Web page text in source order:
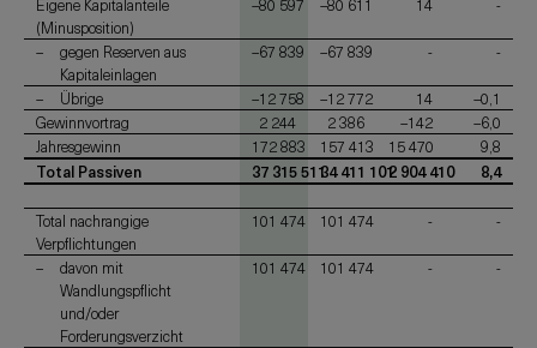
(Minusposition)
gegen Reserven aus
Kapitaleinlagen
–67 839 –67 839 - -
Übrige –12 758 –12 772 14
–0,1
Gewinnvortrag
2 244 2 386 –142
–6,0
Jahresgewinn
172 883 157 413 15 470
9,8
Total Passiven
37 315 51134 411 1012 904 410 8,4
Total nachrangige
Verpflichtungen
101 474 101 474 - -
davon mit
Wandlungspflicht
und/oder
Forderungsverzicht
101 474 101 474 - -